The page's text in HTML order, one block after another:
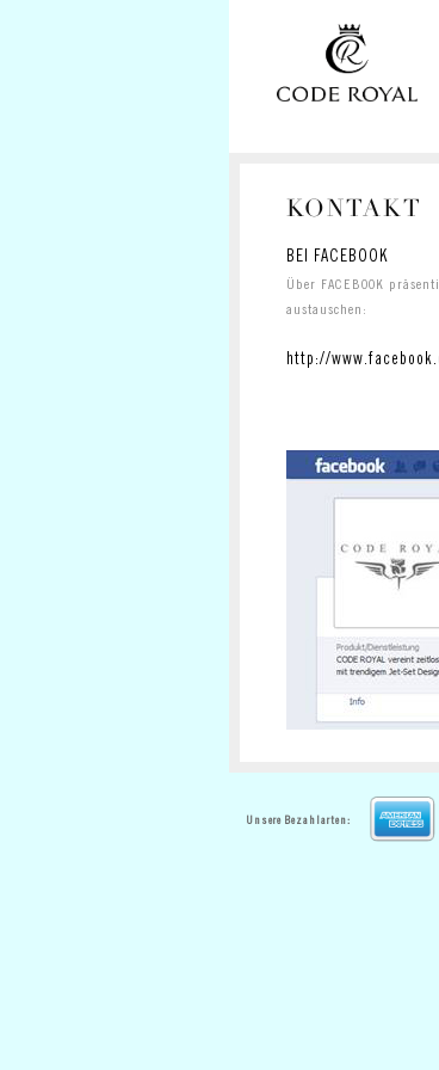
KONTAKT
BEI FACEBOOK
Über FACEBOOK
austauschen:
http://
Unsere Bezahlarten: